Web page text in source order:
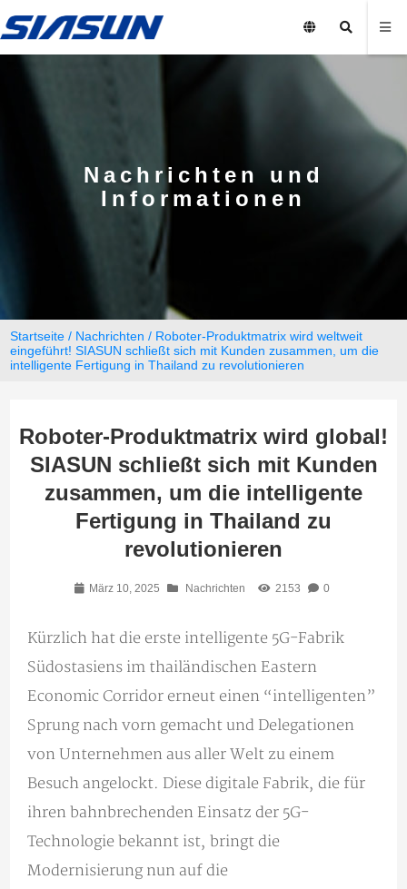
Nachrichten und
Informationen
Startseite / Nachrichten / Roboter-Produktmatrix wird weltweit
eingeführt! SIASUN schließt sich mit Kunden zusammen, um die
intelligente Fertigung in Thailand zu revolutionieren
Roboter-Produktmatrix wird global!
SIASUN schließt sich mit Kunden
zusammen, um die intelligente
Fertigung in Thailand zu
revolutionieren
März 10, 2025 Nachrichten 2153 0
Kürzlich hat die erste intelligente 5G-Fabrik
Südostasiens im thailändischen Eastern
Economic Corridor erneut einen “intelligenten”
Sprung nach vorn gemacht und Delegationen
von Unternehmen aus aller Welt zu einem
Besuch angelockt. Diese digitale Fabrik, die für
ihren bahnbrechenden Einsatz der 5G-
Technologie bekannt ist, bringt die
Modernisierung nun auf die